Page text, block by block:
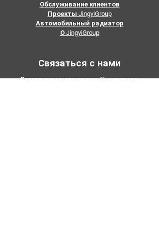
Обслуживание клиентов
Проекты JingyiGroup
Автомобильный радиатор
О JingyiGroup
Связаться с нами
Электронная почта:mary@joyocar.com